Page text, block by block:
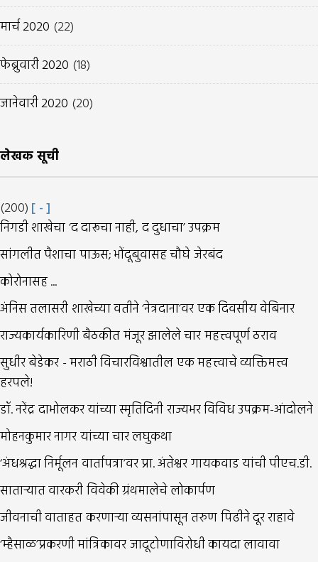
मार्च 2020 (22)
फेब्रुवारी 2020 (18)
जानेवारी 2020 (20)
लेखक सूची
(200) [ - ]
निगडी शाखेचा ‘द दारूचा नाही, द दुधाचा’ उपक्रम
सांगलीत पैशाचा पाऊस; भोंदूबुवासह चौघे जेरबंद
कोरोनासह ...
अंनिस तलासरी शाखेच्या वतीने ‘नेत्रदाना’वर एक दिवसीय वेबिनार
राज्यकार्यकारिणी बैठकीत मंजूर झालेले चार महत्त्वपूर्ण ठराव
सुधीर बेडेकर - मराठी विचारविश्वातील एक महत्त्वाचे व्यक्तिमत्त्व
हरपले!
डॉ. नरेंद्र दाभोलकर यांच्या स्मृतिदिनी राज्यभर विविध उपक्रम-आंदोलने
मोहनकुमार नागर यांच्या चार लघुकथा
‘अंधश्रद्धा निर्मूलन वार्तापत्रा’वर प्रा. अंतेश्वर गायकवाड यांची पीएच.डी.
सातार्‍यात वारकरी विवेकी ग्रंथमालेचे लोकार्पण
जीवनाची वाताहत करणार्‍या व्यसनांपासून तरुण पिढीने दूर राहावे
‘म्हैसाळ’प्रकरणी मांत्रिकावर जादूटोणाविरोधी कायदा लावावा